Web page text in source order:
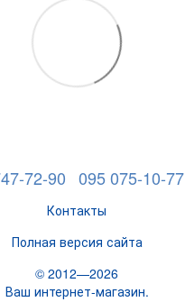
72-90 095 075-10-77
Контакты
Полная версия сайта
© 2012—2026
Ваш интернет-магазин.